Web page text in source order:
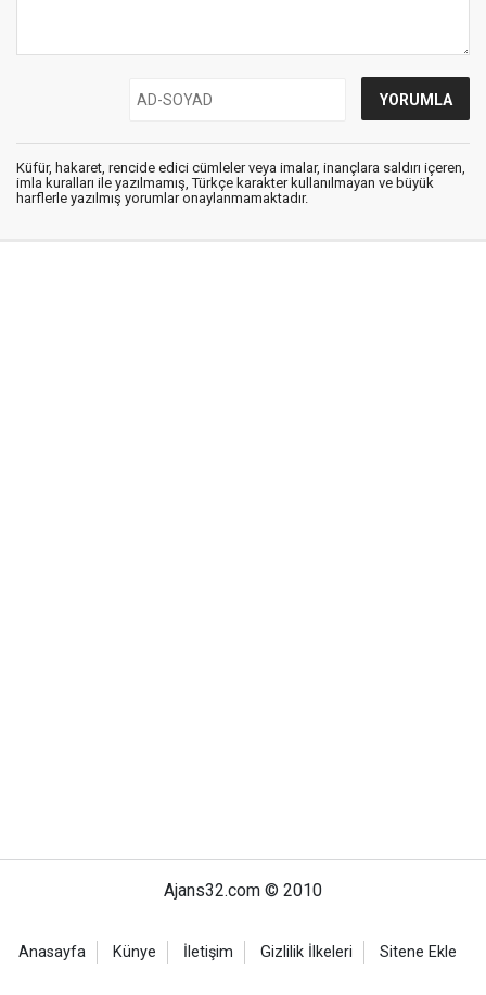
Küfür, hakaret, rencide edici cümleler veya imalar, inançlara saldırı içeren,
imla kuralları ile yazılmamış, Türkçe karakter kullanılmayan ve büyük
harflerle yazılmış yorumlar onaylanmamaktadır.
Ajans32.com © 2010
Anasayfa Künye İletişim Gizlilik İlkeleri Sitene Ekle